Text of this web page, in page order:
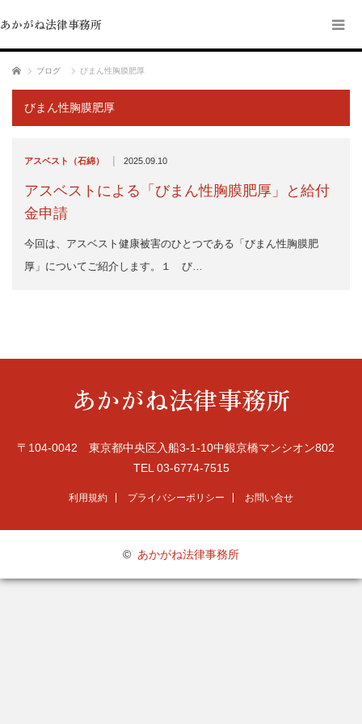
あかがね法律事務所
ホーム ブログ びまん性胸膜肥厚
びまん性胸膜肥厚
アスベスト（石綿） | 2025.09.10
アスベストによる「びまん性胸膜肥厚」と給付
金申請
今回は、アスベスト健康被害のひとつである「びまん性胸膜肥
厚」についてご紹介します。１ び…
あかがね法律事務所
〒104-0042 東京都中央区入船3-1-10中銀京橋マンシオン802
TEL 03-6774-7515
利用規約 プライバシーポリシー お問い合せ
© あかがね法律事務所